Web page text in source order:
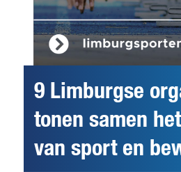
9 Limburgse
tonen samen
van sport en